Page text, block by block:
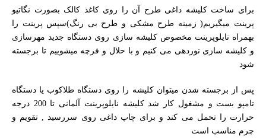
برای ساخت کلیشه داغی طرح آن را روی کاغذ کالک بصورت نگاتیو
پرینت میگیریم( زمینه طرح مشکی و طرح بی رنگ)سپس پرینت را
بهمراه نایلوپرینت مخصوص کلیشه سازی روی دستگاه جدید مهرسازی
و کلیشه سازی نوردهی می کنیم و با حلال و فرچه میشوییم تا برجسته
شود
پس از برجسته شدن میتوان کلیشه را روی دستگاه طلاکوب یا دستگاه
تامپو بست و مشغول کار شد کلیشه نایلوپرینت آلمانی تا 200 درجه
حرارت را تحمل می کند و برای چاپ داغی روی سررسید , تقویم و
چرم مناسب است